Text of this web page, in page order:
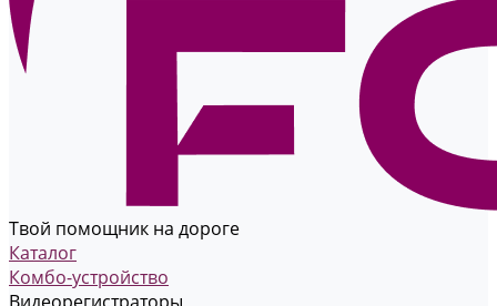
Твой помощник на дороге
Каталог
Комбо-устройство